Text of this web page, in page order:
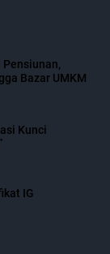
Pensiunan,
Bazar UMKM
Kunci
IG